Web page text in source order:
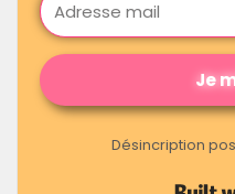
Je
Désincription